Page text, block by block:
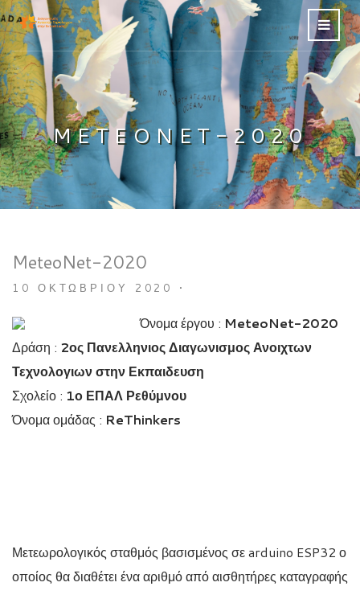
METEONET-2020
MeteoNet-2020
10 ΟΚΤΩΒΡΊΟΥ 2020 •
Όνομα έργου : MeteoNet-2020
Δράση : 2ος Πανελληνιος Διαγωνισμος Ανοιχτων
Τεχνολογιων στην Εκπαιδευση
Σχολείο : 1ο ΕΠΑΛ Ρεθύμνου
Όνομα ομάδας : ReThinkers
Μετεωρολογικός σταθμός βασισμένος σε arduino ESP32 ο
οποίος θα διαθέτει ένα αριθμό από αισθητήρες καταγραφής